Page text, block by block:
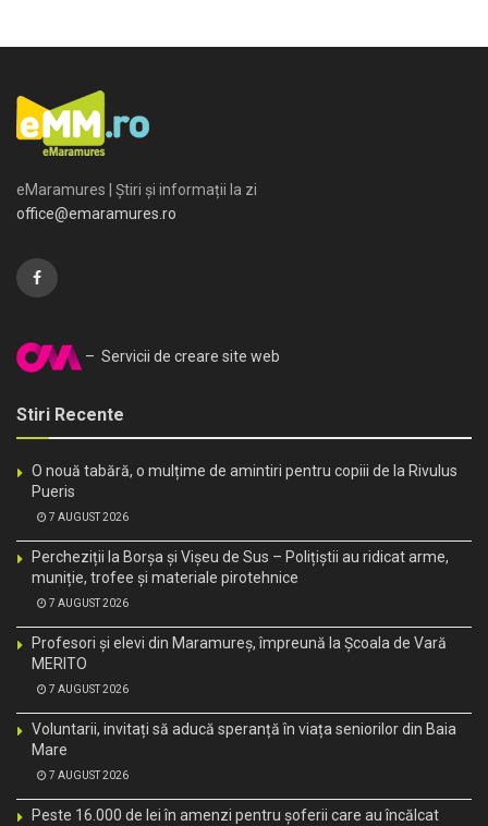
eMaramures | Știri și informații la zi
office@emaramures.ro
– Servicii de creare site web
Stiri Recente
O nouă tabără, o mulțime de amintiri pentru copiii de la Rivulus
Pueris
7 AUGUST 2026
Percheziții la Borșa și Vișeu de Sus – Polițiștii au ridicat arme,
muniție, trofee și materiale pirotehnice
7 AUGUST 2026
Profesori și elevi din Maramureș, împreună la Școala de Vară
MERITO
7 AUGUST 2026
Voluntarii, invitați să aducă speranță în viața seniorilor din Baia
Mare
7 AUGUST 2026
Peste 16.000 de lei în amenzi pentru șoferii care au încălcat